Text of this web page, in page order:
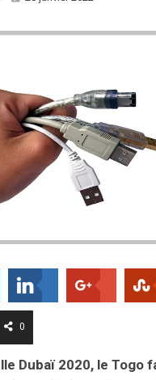
0
Dubaï 2020, le Togo